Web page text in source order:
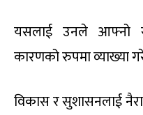
यसलाई उनले आफ्नो
कारणको रुपमा व्याख्या
विकास र सुशासनलाई